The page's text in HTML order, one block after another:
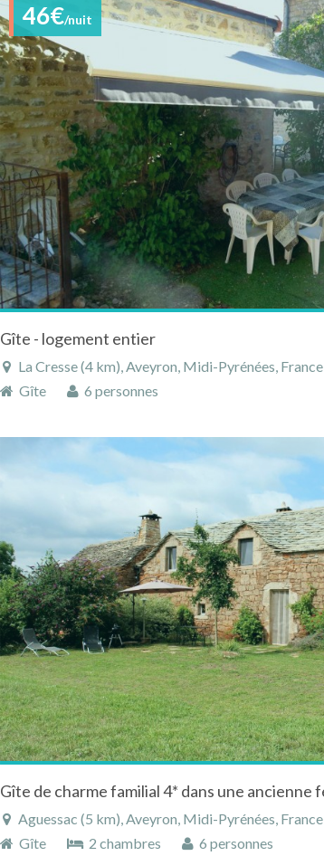
46€/nuit
Gîte - logement entier
La Cresse (4 km), Aveyron, Midi-Pyrénées, France
Gîte
6 personnes
Aguessac (5 km), Aveyron, Midi-Pyrénées, France
Gîte
2 chambres 6 personnes